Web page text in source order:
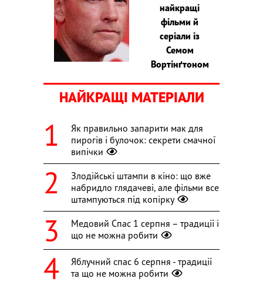
найкращі
фільми й
серіали із
Семом
Вортінґтоном
НАЙКРАЩІ МАТЕРІАЛИ
Як правильно запарити мак для
пирогів і булочок: секрети смачної
випічки
Злодійські штампи в кіно: що вже
набридло глядачеві, але фільми все
штампуються під копірку
Медовий Спас 1 серпня – традиції і
що не можна робити
Яблучний спас 6 серпня - традиції
та що не можна робити